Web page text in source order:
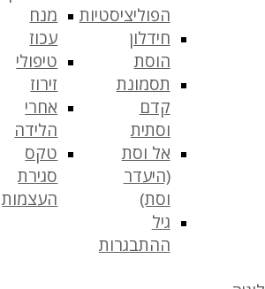
הפוליציסטיות
חידלון
הוסת
תסמונת
קדם
וסתית
אל וסת
(היעדר
וסת)
גיל
ההתבגרות
מנח
עכוז
טיפולי
זירוז
אחרי
הלידה
טקס
סגירת
העצמות